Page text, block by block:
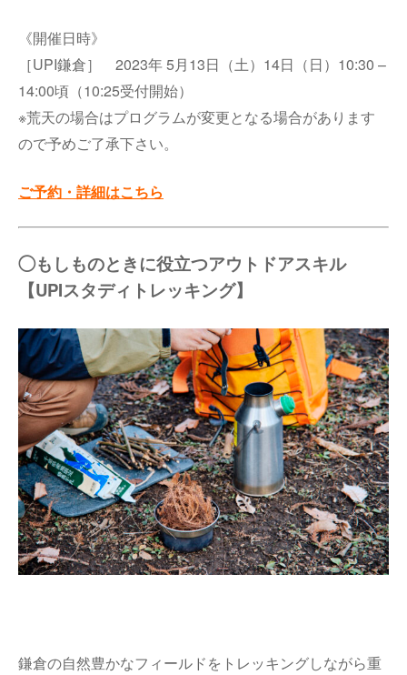
《開催日時》
［UPI鎌倉］ 2023年 5月13日（土）14日（日）10:30 –
14:00頃（10:25受付開始）
※荒天の場合はプログラムが変更となる場合があります
ので予めご了承下さい。
ご予約・詳細はこちら
◯もしものときに役立つアウトドアスキル
【UPIスタディトレッキング】
鎌倉の自然豊かなフィールドをトレッキングしながら重